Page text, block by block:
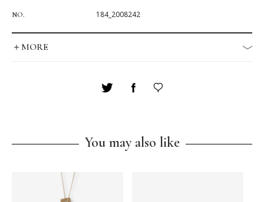
NO. 184_2008242
＋MORE
You may also like